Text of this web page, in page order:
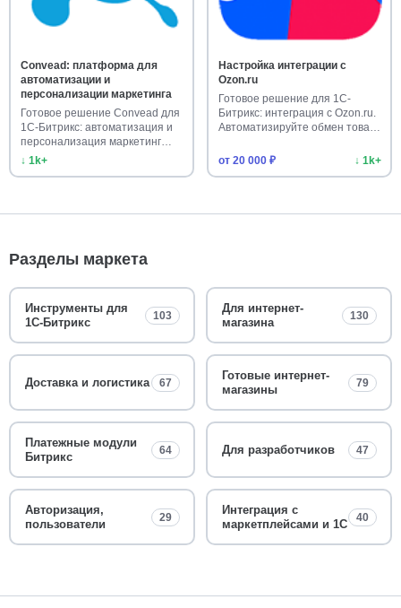
Convead: платформа для
автоматизации и
персонализации маркетинга
Готовое решение Convead для
1С-Битрикс: автоматизация и
персонализация маркетинг…
↓ 1k+
Настройка интеграции с
Ozon.ru
Готовое решение для 1С-
Битрикс: интеграция с Ozon.ru.
Автоматизируйте обмен това…
от 20 000 ₽ ↓ 1k+
Разделы маркета
Инструменты для
1С-Битрикс
103
Для интернет-
магазина
130
Доставка и логистика 67
Готовые интернет-
магазины
79
Платежные модули
Битрикс
64 Для разработчиков 47
Авторизация,
пользователи
29
Интеграция с
маркетплейсами и 1С
40